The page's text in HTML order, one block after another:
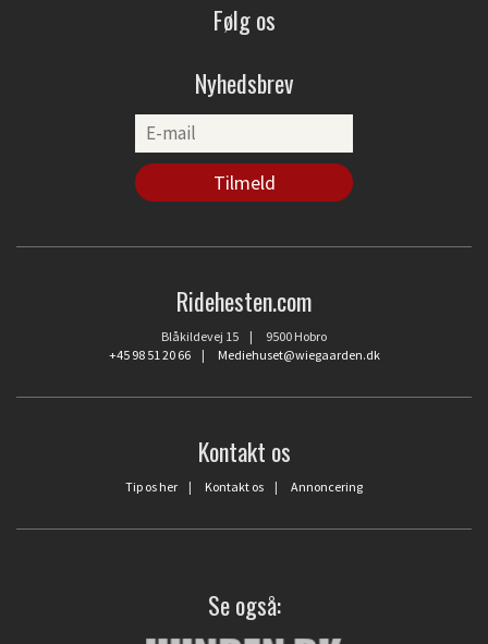
Følg os
Nyhedsbrev
Ridehesten.com
Blåkildevej 15 | 9500 Hobro
+45 98 51 20 66| Mediehuset@wiegaarden.dk
Kontakt os
Tip os her | Kontakt os | Annoncering
Se også: